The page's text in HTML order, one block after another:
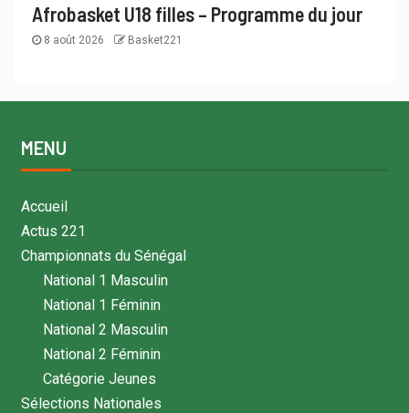
Afrobasket U18 filles – Programme du jour
8 août 2026 Basket221
MENU
Accueil
Actus 221
Championnats du Sénégal
National 1 Masculin
National 1 Féminin
National 2 Masculin
National 2 Féminin
Catégorie Jeunes
Sélections Nationales